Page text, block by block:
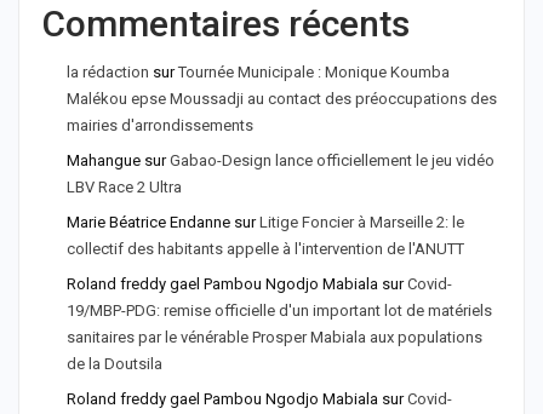
Commentaires récents
la rédaction surTournée Municipale : Monique Koumba
Malékou epse Moussadji au contact des préoccupations des
mairies d'arrondissements
Mahangue surGabao-Design lance officiellement le jeu vidéo
LBV Race 2 Ultra
Marie Béatrice Endanne surLitige Foncier à Marseille 2: le
collectif des habitants appelle à l'intervention de l'ANUTT
Roland freddy gael Pambou Ngodjo Mabiala surCovid-
19/MBP-PDG: remise officielle d'un important lot de matériels
sanitaires par le vénérable Prosper Mabiala aux populations
de la Doutsila
Roland freddy gael Pambou Ngodjo Mabiala surCovid-